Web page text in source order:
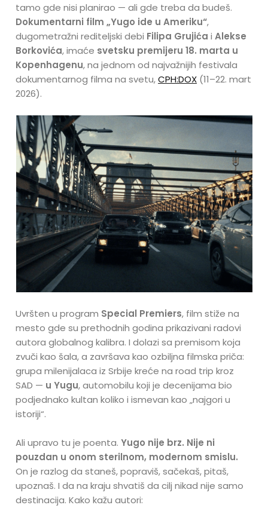
tamo gde nisi planirao — ali gde treba da budeš.
Dokumentarni film „Yugo ide u Ameriku“,
dugometražni rediteljski debi Filipa Grujića iAlekse
Borkovića, imaće svetsku premijeru 18. marta u
Kopenhagenu, na jednom od najvažnijih festivala
dokumentarnog filma na svetu,CPH:DOX (11–22. mart
2026).
Uvršten u program Special Premiers, film stiže na
mesto gde su prethodnih godina prikazivani radovi
autora globalnog kalibra. I dolazi sa premisom koja
zvuči kao šala, a završava kao ozbiljna filmska priča:
grupa milenijalaca iz Srbije kreće na road trip kroz
SAD — u Yugu, automobilu koji je decenijama bio
podjednako kultan koliko i ismevan kao „najgori u
istoriji“.
Ali upravo tu je poenta.Yugo nije brz. Nije ni
pouzdan u onom sterilnom, modernom smislu.
On je razlog da staneš, popraviš, sačekaš, pitaš,
upoznaš. I da na kraju shvatiš da cilj nikad nije samo
destinacija. Kako kažu autori: